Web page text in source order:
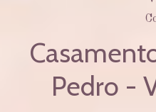
Pedro -